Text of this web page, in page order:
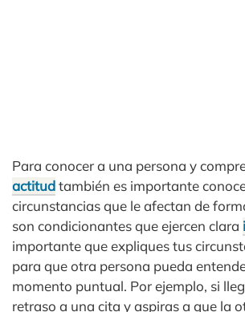
Para conocer a una persona y
actitudtambién es importante
circunstancias que le afectan de
son condicionantes que ejercen clara
importante que expliques tus
para que otra persona pueda
momento puntual. Por ejemplo, si
retraso a una cita y aspiras a que la